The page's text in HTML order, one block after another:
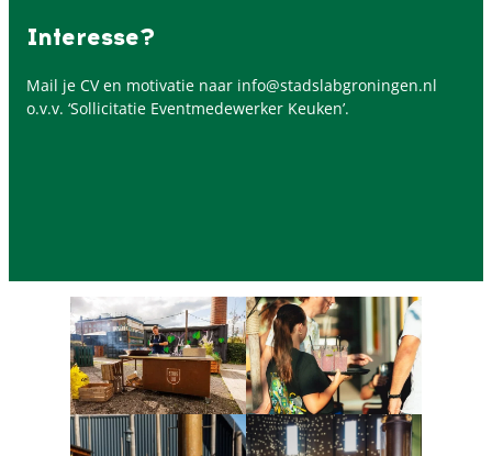
Interesse?
Mail je CV en motivatie naar info@stadslabgroningen.nl
o.v.v. ‘Sollicitatie Eventmedewerker Keuken’.